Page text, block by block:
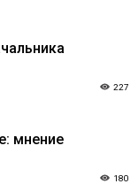
227
мнение
180